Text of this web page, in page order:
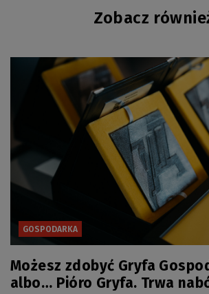
Zobacz
GOSPODARKA
Możesz zdobyć Gryfa
albo… Pióro Gryfa. Trwa